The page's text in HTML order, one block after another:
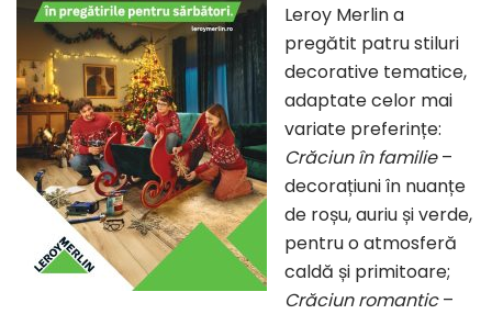
Leroy Merlin a
pregătit patru stiluri
decorative tematice,
adaptate celor mai
variate preferințe:
Crăciun în familie–
decorațiuni în nuanțe
de roșu, auriu și verde,
pentru o atmosferă
caldă și primitoare;
Crăciun romantic–